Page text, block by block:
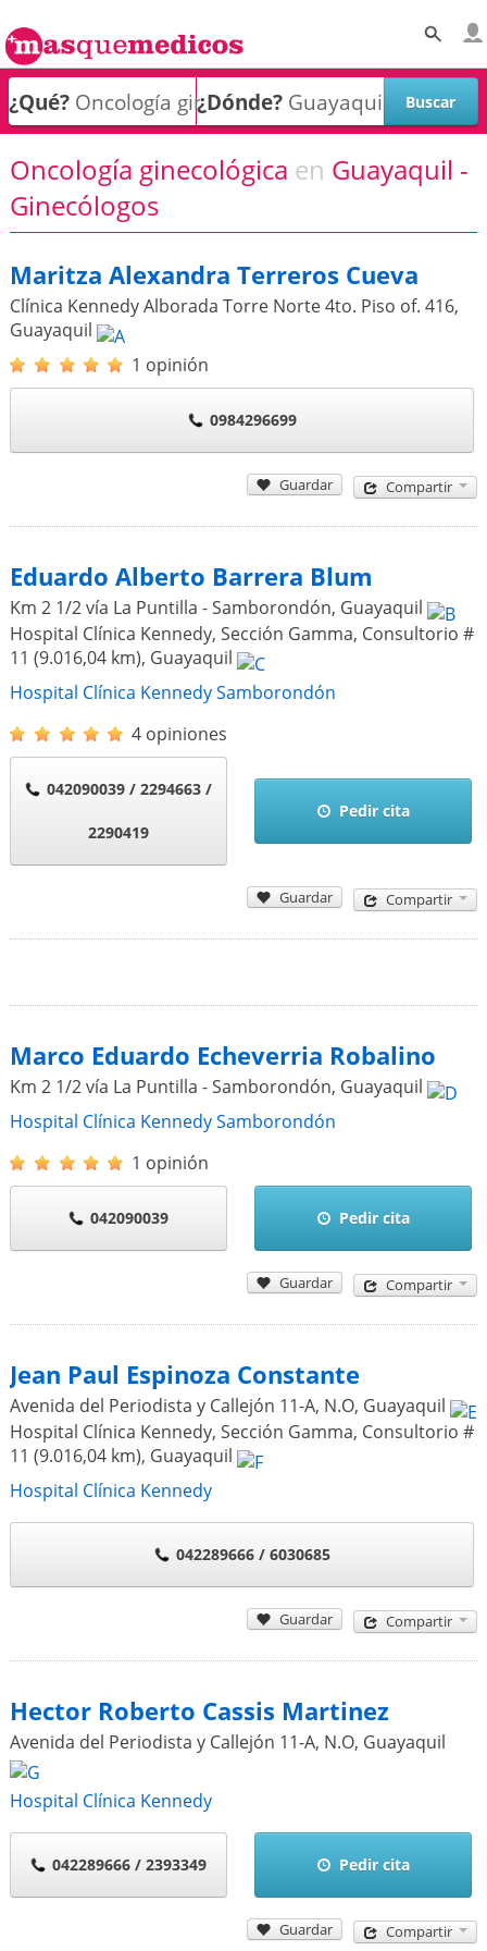
¿Qué? ¿Dónde?
Oncología ginecológica en Guayaquil -
Ginecólogos
Maritza Alexandra Terreros Cueva
Clínica Kennedy Alborada Torre Norte 4to. Piso of. 416,
Guayaquil
1 opinión
0984296699
Guardar Compartir
Eduardo Alberto Barrera Blum
Km 2 1/2 vía La Puntilla - Samborondón, Guayaquil
Hospital Clínica Kennedy, Sección Gamma, Consultorio #
11 (9.016,04 km), Guayaquil
Hospital Clínica Kennedy Samborondón
4 opiniones
042090039 / 2294663 /
2290419
Pedir cita
Guardar Compartir
Marco Eduardo Echeverria Robalino
Km 2 1/2 vía La Puntilla - Samborondón, Guayaquil
Hospital Clínica Kennedy Samborondón
1 opinión
042090039 Pedir cita
Guardar Compartir
Jean Paul Espinoza Constante
Avenida del Periodista y Callejón 11-A, N.O, Guayaquil
Hospital Clínica Kennedy, Sección Gamma, Consultorio #
11 (9.016,04 km), Guayaquil
Hospital Clínica Kennedy
042289666 / 6030685
Guardar Compartir
Hector Roberto Cassis Martinez
Avenida del Periodista y Callejón 11-A, N.O, Guayaquil
Hospital Clínica Kennedy
042289666 / 2393349 Pedir cita
Guardar Compartir